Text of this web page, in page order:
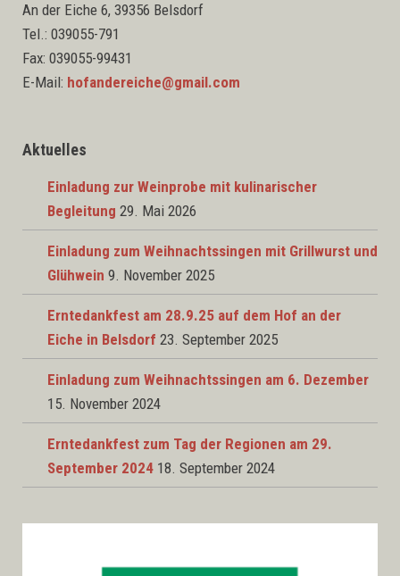
An der Eiche 6, 39356 Belsdorf
Tel.: 039055-791
Fax: 039055-99431
E-Mail: hofandereiche@gmail.com
Aktuelles
Einladung zur Weinprobe mit kulinarischer
Begleitung 29. Mai 2026
Einladung zum Weihnachtssingen mit Grillwurst und
Glühwein 9. November 2025
Erntedankfest am 28.9.25 auf dem Hof an der
Eiche in Belsdorf 23. September 2025
Einladung zum Weihnachtssingen am 6. Dezember
15. November 2024
Erntedankfest zum Tag der Regionen am 29.
September 2024 18. September 2024